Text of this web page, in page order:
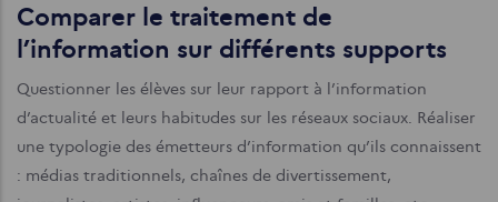
Comparer le traitement de
l’information sur différents supports
Questionner les élèves sur leur rapport à l’information
d’actualité et leurs habitudes sur les réseaux sociaux. Réaliser
une typologie des émetteurs d’information qu’ils connaissent
: médias traditionnels, chaînes de divertissement,